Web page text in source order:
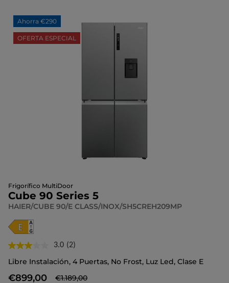
Ahorra €290
OFERTA ESPECIAL
Frigorífico MultiDoor
Cube 90 Series 5
HAIER/CUBE 90/E CLASS/INOX/SH5CREH209MP
3.0 Lea
reseñas.
Enlace
(2)
Libre Instalación, 4 Puertas, No Frost, Luz Led, Clase E
€899,00 €1.189,00